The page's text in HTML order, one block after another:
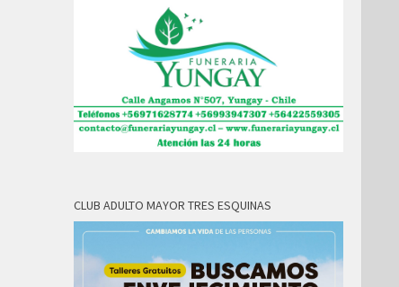
CLUB ADULTO MAYOR TRES ESQUINAS